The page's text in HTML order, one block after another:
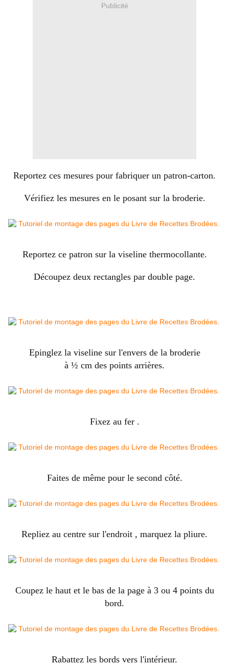
Publicité
Reportez ces mesures pour fabriquer un patron-carton.
Vérifiez les mesures en le posant sur la broderie.
Reportez ce patron sur la viseline thermocollante.
Découpez deux rectangles par double page.
Epinglez la viseline sur l'envers de la broderie
à ½ cm des points arrières.
Fixez au fer .
Faites de même pour le second côté.
Repliez au centre sur l'endroit , marquez la pliure.
Coupez le haut et le bas de la page à 3 ou 4 points du
bord.
Rabattez les bords vers l'intérieur.